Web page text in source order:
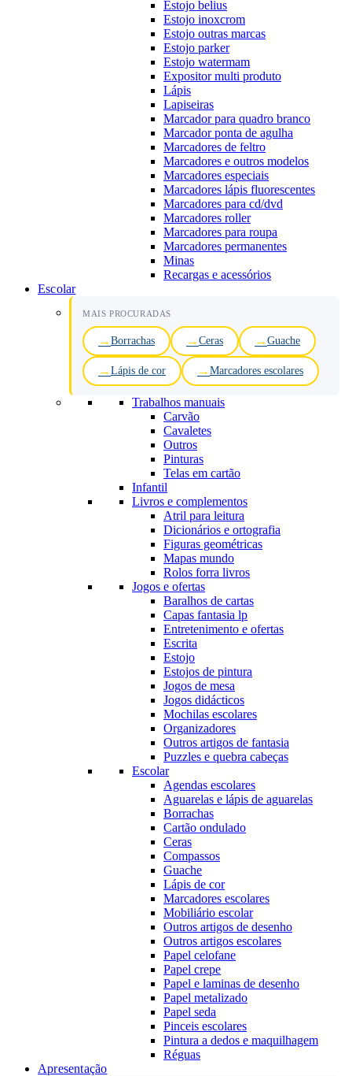
Estojo belius
Estojo inoxcrom
Estojo outras marcas
Estojo parker
Estojo watermam
Expositor multi produto
Lápis
Lapiseiras
Marcador para quadro branco
Marcador ponta de agulha
Marcadores de feltro
Marcadores e outros modelos
Marcadores especiais
Marcadores lápis fluorescentes
Marcadores para cd/dvd
Marcadores roller
Marcadores para roupa
Marcadores permanentes
Minas
Recargas e acessórios
Escolar
MAIS PROCURADAS
Borrachas Ceras Guache
Lápis de cor Marcadores escolares
Trabalhos manuais
Carvão
Cavaletes
Outros
Pinturas
Telas em cartão
Infantil
Livros e complementos
Atril para leitura
Dicionários e ortografia
Figuras geométricas
Mapas mundo
Rolos forra livros
Jogos e ofertas
Baralhos de cartas
Capas fantasia lp
Entretenimento e ofertas
Escrita
Estojo
Estojos de pintura
Jogos de mesa
Jogos didácticos
Mochilas escolares
Organizadores
Outros artigos de fantasia
Puzzles e quebra cabeças
Escolar
Agendas escolares
Aguarelas e lápis de aguarelas
Borrachas
Cartão ondulado
Ceras
Compassos
Guache
Lápis de cor
Marcadores escolares
Mobiliário escolar
Outros artigos de desenho
Outros artigos escolares
Papel celofane
Papel crepe
Papel e laminas de desenho
Papel metalizado
Papel seda
Pinceis escolares
Pintura a dedos e maquilhagem
Réguas
Apresentação